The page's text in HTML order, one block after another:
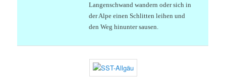
Langenschwand wandern oder sich in
der Alpe einen Schlitten leihen und
den Weg hinunter sausen.